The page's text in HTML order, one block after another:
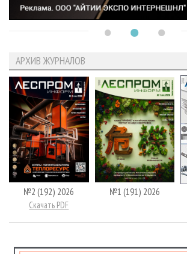
АРХИВ ЖУРНАЛОВ
№2 (192) 2026
Скачать PDF
№1 (191) 2026